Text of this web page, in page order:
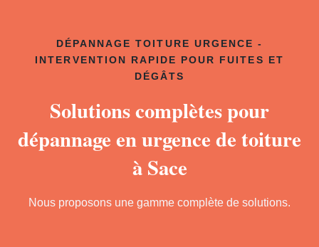
DÉPANNAGE TOITURE URGENCE -
INTERVENTION RAPIDE POUR FUITES ET
DÉGÂTS
Solutions complètes pour
dépannage en urgence de toiture
à Sace
Nous proposons une gamme complète de solutions.